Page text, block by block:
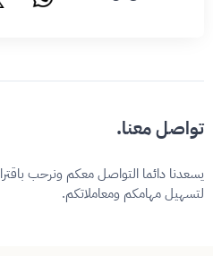
تواصل معنا.
يسعدنا دائما التواصل معكم ونرحب
لتسهيل مهامكم ومعاملاتكم.